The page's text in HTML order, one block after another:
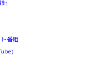
針
番組